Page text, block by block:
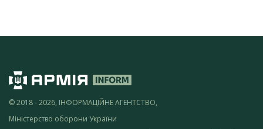
© 2018 - 2026, ІНФОРМАЦІЙНЕ АГЕНТСТВО,
Міністерство оборони України